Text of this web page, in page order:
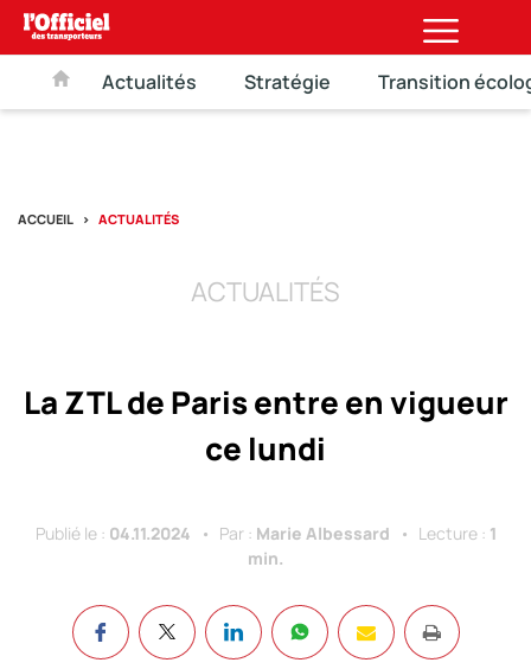
Actualités Stratégie Transition
ACCUEIL ACTUALITÉS
ACTUALITÉS
La ZTL de Paris entre en vigueur
ce lundi
Publié le : 04.11.2024 Par : Marie Albessard Lecture : 1
min.